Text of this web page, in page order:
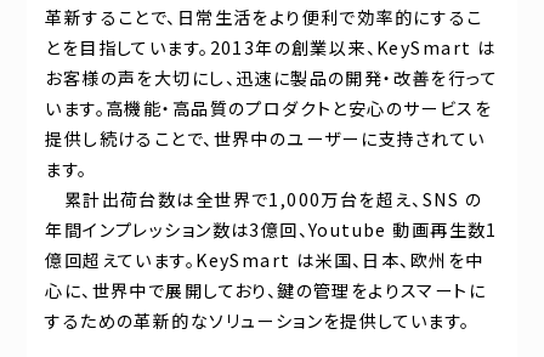
革新することで、日常生活をより便利で効率的にするこ
とを目指しています。2013年の創業以来、KeySmart は
お客様の声を大切にし、迅速に製品の開発・改善を行って
います。高機能・高品質のプロダクトと安心のサービスを
提供し続けることで、世界中のユーザーに支持されてい
ます。
累計出荷台数は全世界で1,000万台を超え、SNS の
年間インプレッション数は3億回、Youtube 動画再生数1
億回超えています。KeySmart は米国、日本、欧州を中
心に、世界中で展開しており、鍵の管理をよりスマートに
するための革新的なソリューションを提供しています。